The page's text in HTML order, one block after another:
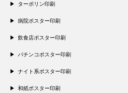
ターポリン印刷
病院ポスター印刷
飲食店ポスター印刷
パチンコポスター印刷
ナイト系ポスター印刷
和紙ポスター印刷